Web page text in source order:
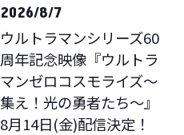
2026/8/7
ウルトラマンシリーズ60
周年記念映像『ウルトラ
マンゼロコスモライズ～
集え！光の勇者たち～』
8月14日(金)配信決定！